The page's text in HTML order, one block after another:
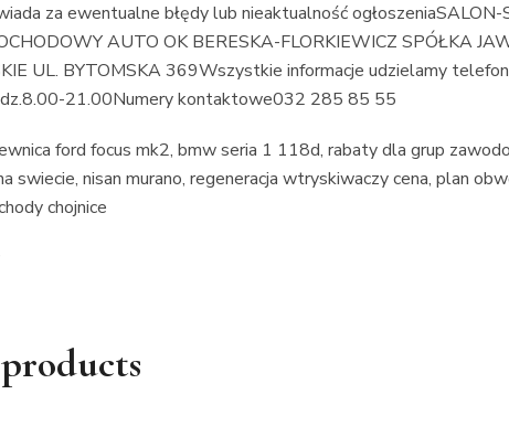
za ewentualne błędy lub nieaktualność ogłoszeniaSALON-
AUTO OK BERESKA-FLORKIEWICZ SPÓŁKA
UL. BYTOMSKA 369Wszystkie informacje udzielamy
21.00Numery kontaktowe032 285 85 55
ford focus mk2, bmw seria 1 118d, rabaty dla grup
swiecie, nisan murano, regeneracja wtryskiwaczy cena, plan
chojnice